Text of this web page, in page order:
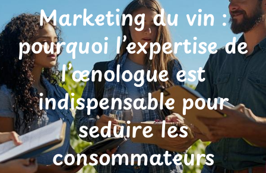
Marketing du vin :
pourquoi l’expertise de
l’œnologue est
indispensable pour
seduire les
consommateurs